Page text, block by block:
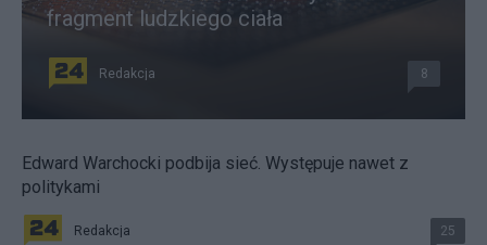
fragment ludzkiego ciała
Redakcja 8
Edward Warchocki podbija sieć. Występuje nawet z
politykami
Redakcja 25